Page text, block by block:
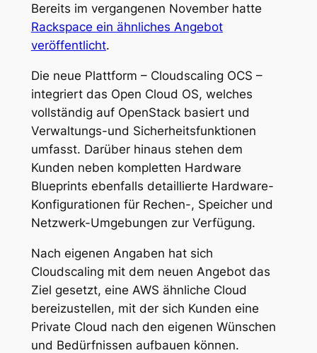
Bereits im vergangenen November hatte
Rackspace ein ähnliches Angebot
veröffentlicht.
Die neue Plattform – Cloudscaling OCS –
integriert das Open Cloud OS, welches
vollständig auf OpenStack basiert und
Verwaltungs-und Sicherheitsfunktionen
umfasst. Darüber hinaus stehen dem
Kunden neben kompletten Hardware
Blueprints ebenfalls detaillierte Hardware-
Konfigurationen für Rechen-, Speicher und
Netzwerk-Umgebungen zur Verfügung.
Nach eigenen Angaben hat sich
Cloudscaling mit dem neuen Angebot das
Ziel gesetzt, eine AWS ähnliche Cloud
bereizustellen, mit der sich Kunden eine
Private Cloud nach den eigenen Wünschen
und Bedürfnissen aufbauen können.